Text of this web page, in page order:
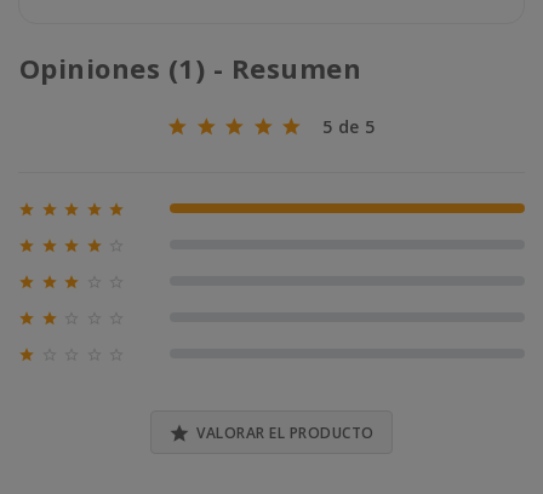
Opiniones (1) - Resumen
5 de 5
     100% (1)
   
  
 

 VALORAR EL PRODUCTO